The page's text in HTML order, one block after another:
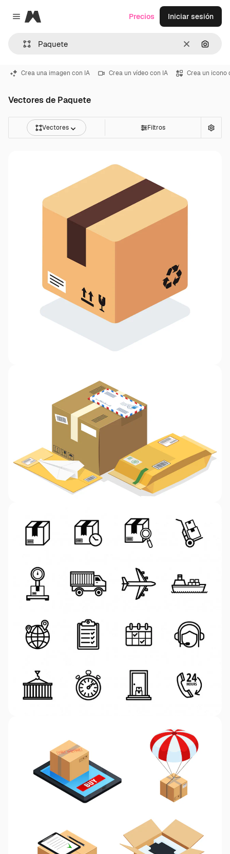
Close menu
Magnific
Borrar
Precios Iniciar sesión
Crea una imagen con IA Crea un vídeo con IA Crea un icono
Vectores de Paquete
Vectores Filtros